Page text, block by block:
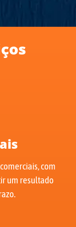
com
um resultado